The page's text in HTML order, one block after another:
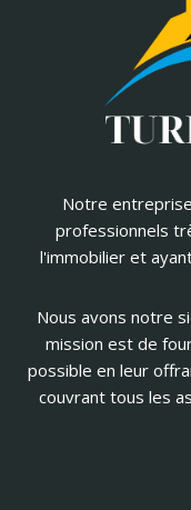
Notre
professionnels
l'immobilier et
Nous avons notre
mission est de
possible en leur
couvrant tous les